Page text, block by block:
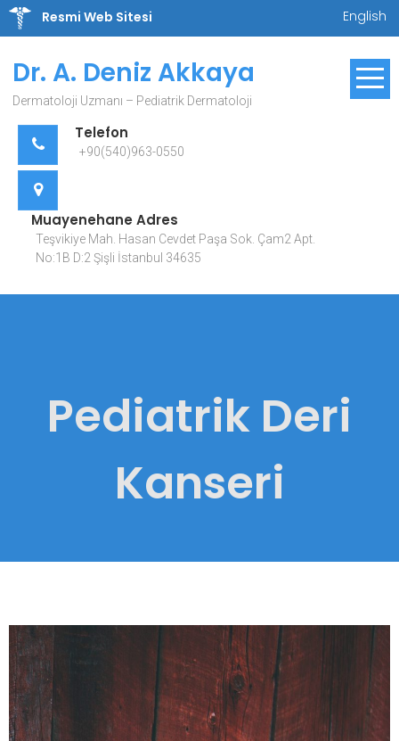
Skip
Resmi Web Sitesi English
Dr. A. Deniz Akkaya
Dermatoloji Uzmanı – Pediatrik Dermatoloji
Telefon
+90(540)963-0550
Muayenehane Adres
Teşvikiye Mah. Hasan Cevdet Paşa Sok. Çam2 Apt.
No:1B D:2 Şişli İstanbul 34635
Pediatrik Deri
Kanseri